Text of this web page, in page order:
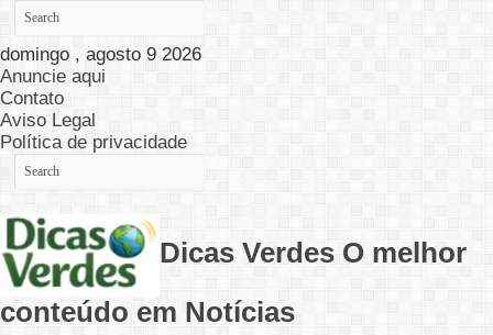
domingo , agosto 9 2026
Anuncie aqui
Contato
Aviso Legal
Política de privacidade
Dicas Verdes O melhor
conteúdo em Notícias